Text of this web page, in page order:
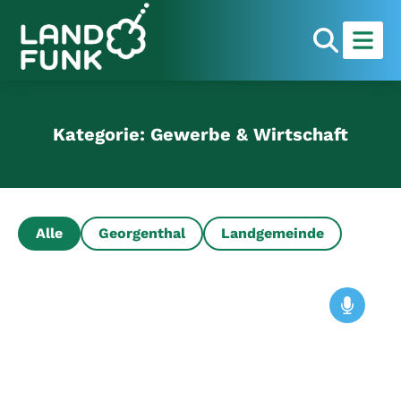
Kategorie: Gewerbe & Wirtschaft
Alle Georgenthal Landgemeinde